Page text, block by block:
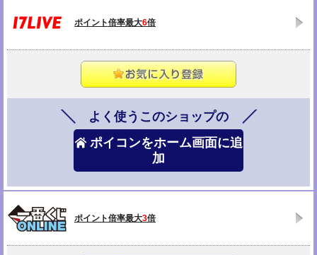
ポイント倍率最大6倍
よく使うこのショップの
ポイコンをホーム画面に追
加
ポイント倍率最大3倍